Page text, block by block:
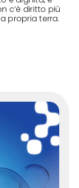
c’è diritto più
propria terra.